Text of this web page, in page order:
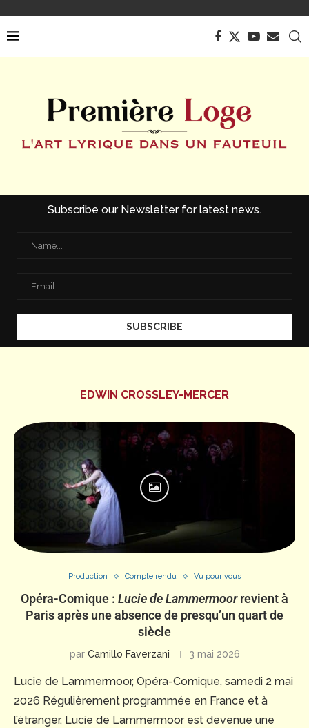
Subscribe our Newsletter for latest news.
EDWIN CROSSLEY-MERCER
Production Compte rendu Vu pour vous
Opéra-Comique : Lucie de Lammermoorrevient à
Paris après une absence de presqu’un quart de
siècle
par Camillo Faverzani 3 mai 2026
Lucie de Lammermoor, Opéra-Comique, samedi 2 mai
2026 Régulièrement programmée en France et à
l’étranger, Lucie de Lammermoor est devenue une